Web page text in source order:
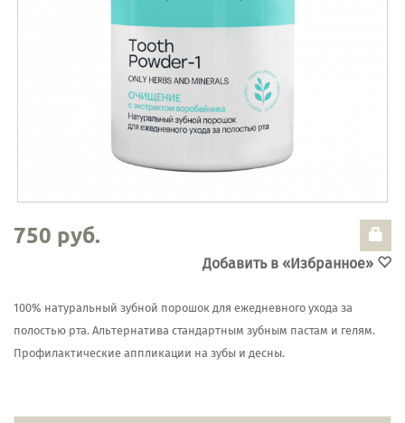
750 руб.
Добавить в «Избранное»
100% натуральный зубной порошок для ежедневного ухода за
полостью рта. Альтернатива стандартным зубным пастам и гелям.
Профилактические аппликации на зубы и десны.